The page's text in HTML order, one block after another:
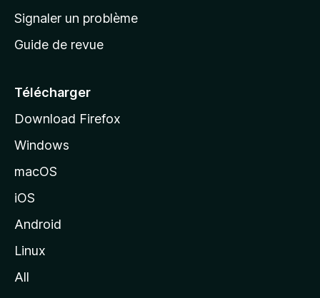
a
c
e
l
d
o
z
l
Signaler un problème
Guide de revue
Télécharger
Download Firefox
Windows
macOS
iOS
Android
Linux
All